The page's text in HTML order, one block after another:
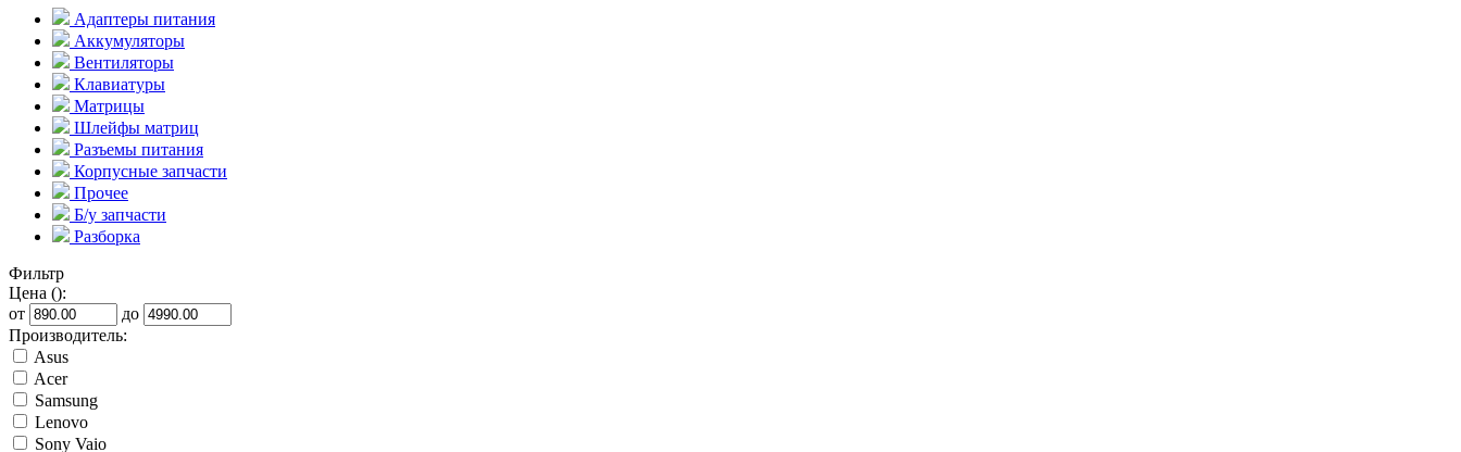
Адаптеры питания
Аккумуляторы
Вентиляторы
Клавиатуры
Матрицы
Шлейфы матриц
Разъемы питания
Корпусные запчасти
Прочее
Б/у запчасти
Разборка
Фильтр
Цена ():
от
до
Производитель:
Asus
Acer
Samsung
Lenovo
Sony Vaio